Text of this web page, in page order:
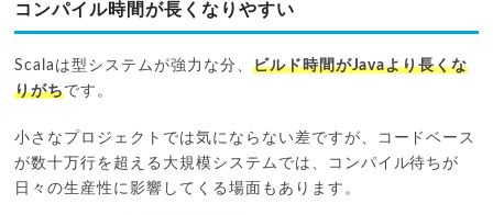
コンパイル時間が長くなりやすい
Scalaは型システムが強力な分、 ビルド時間がJavaより長くな
りがちです。
小さなプロジェクトでは気にならない差ですが、コードベース
が数十万行を超える大規模システムでは、コンパイル待ちが
日々の生産性に影響してくる場面もあります。